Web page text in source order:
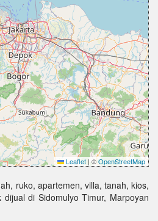
Leaflet | ©OpenStreetMap
ruko, apartemen, villa, tanah, kios,
di Sidomulyo Timur, Marpoyan